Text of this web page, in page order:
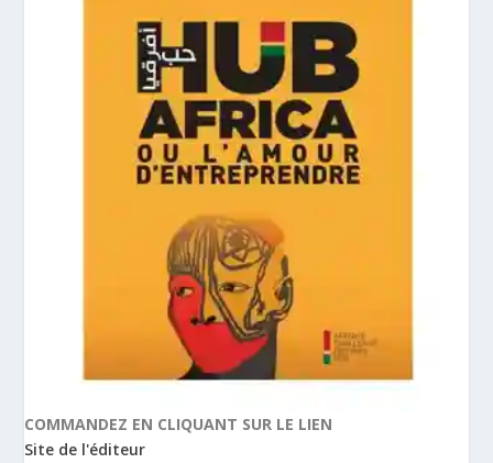
COMMANDEZ EN CLIQUANT SUR LE LIEN
Site de l'éditeur